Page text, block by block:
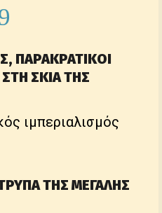
ΠΑΡΑΚΡΑΤΙΚΟΙ
ΣΚΙΑ ΤΗΣ
ιμπεριαλισμός
ΤΗΣ ΜΕΓΑΛΗΣ